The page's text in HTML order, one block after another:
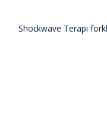
Shockwave Terapi